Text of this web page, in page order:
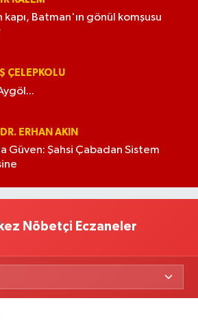
Batman'ın gönül komşusu
ÇELEPKOLU
ERHAN AKIN
Güven: Şahsi Çabadan Sistem
Nöbetçi Eczaneler